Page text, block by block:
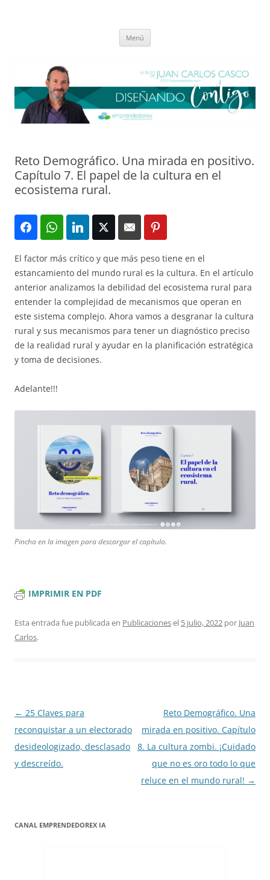
Menú
Reto Demográfico. Una mirada en positivo.
Capítulo 7. El papel de la cultura en el
ecosistema rural.
El factor más crítico y que más peso tiene en el
estancamiento del mundo rural es la cultura. En el artículo
anterior analizamos la debilidad del ecosistema rural para
entender la complejidad de mecanismos que operan en
este sistema complejo. Ahora vamos a desgranar la cultura
rural y sus mecanismos para tener un diagnóstico preciso
de la realidad rural y ayudar en la planificación estratégica
y toma de decisiones.
Adelante!!!
Pincha en la imagen para descargar el capítulo.
IMPRIMIR EN PDF
Esta entrada fue publicada en Publicacionesel 5 julio, 2022 por Juan
Carlos.
Navegación
de
entradas
← 25 Claves para
reconquistar a un electorado
desideologizado, desclasado
y descreído.
Reto Demográfico. Una
mirada en positivo. Capítulo
8. La cultura zombi. ¡Cuidado
que no es oro todo lo que
reluce en el mundo rural! →
CANAL EMPRENDEDOREX IA